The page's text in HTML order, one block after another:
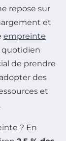
repose sur
et
empreinte
quotidien
de prendre
des
et
? En